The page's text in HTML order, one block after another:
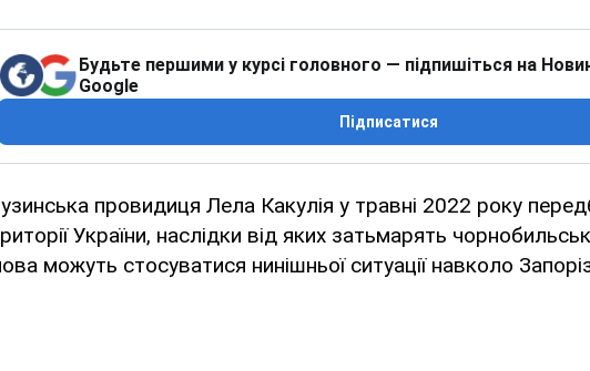
Будьте першими у курсі головного — підпишіться на
Google
Підписатися
провидиця Лела Какулія у травні 2022 року
України, наслідки від яких затьмарять
можуть стосуватися нинішньої ситуації навколо